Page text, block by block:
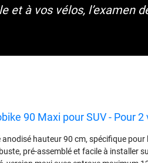
à vos vélos, l’examen
90 Maxi pour SUV - Pour
hauteur 90 cm, spécifique
pré-assemblé et facile à installer